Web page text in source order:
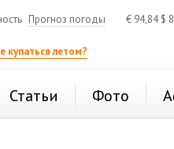
Прогноз погоды € 94,84$
купаться летом?
Статьи Фото